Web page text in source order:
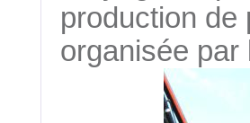
production de
organisée par